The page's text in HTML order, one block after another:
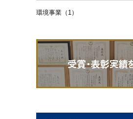
環境事業（1）